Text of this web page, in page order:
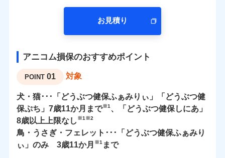
お見積り
アニコム損保のおすすめポイント
POINT 01 対象
犬・猫･･･「どうぶつ健保ふぁみりぃ」「どうぶつ健
保ぷち」7歳11か月まで※1、「どうぶつ健保しにあ」
8歳以上上限なし ※1※2
鳥・うさぎ・フェレット･･･「どうぶつ健保ふぁみり
ぃ」のみ 3歳11か月 ※1まで